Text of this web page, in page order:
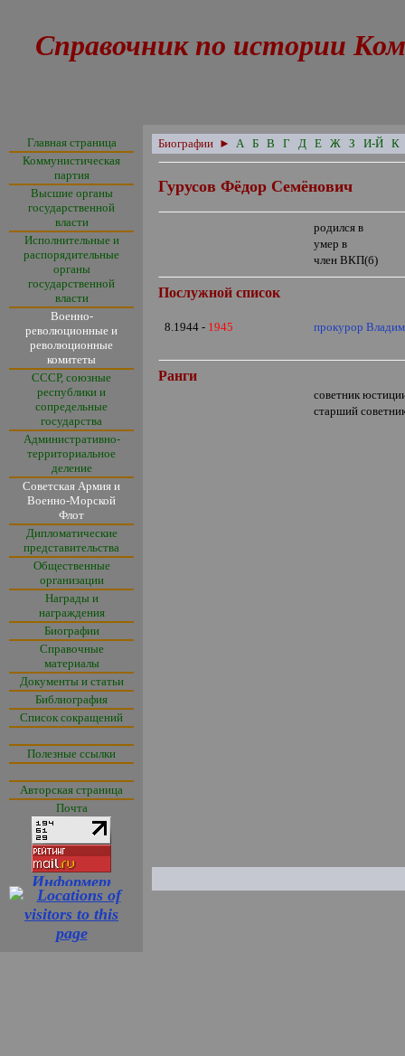
Справочник по истории
Главная страница
Коммунистическая
партия
Высшие органы
государственной
власти
Исполнительные и
распорядительные
органы
государственной
власти
Военно-
революционные и
революционные
комитеты
СССР, союзные
республики и
сопредельные
государства
Административно-
территориальное
деление
Советская Армия и
Военно-Морской
Флот
Дипломатические
представительства
Общественные
организации
Награды и
награждения
Биографии
Справочные
материалы
Документы и статьи
Библиография
Список сокращений
Полезные ссылки
Авторская страница
Почта
Биографии ► А Б В Г Д Е Ж З И-Й К
Гурусов Фёдор Семёнович
родился в
умер в
член ВКП(б)
Послужной список
8.1944 - 1945 прокурор
Ранги
советник
старший